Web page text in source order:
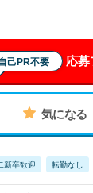
己PR不要 応募
気になる
新卒歓迎 転勤なし